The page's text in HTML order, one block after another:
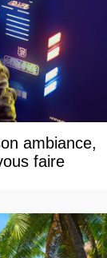
ambiance,
faire